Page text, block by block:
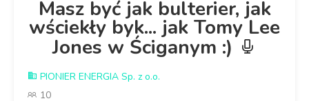
Masz być jak bulterier, jak
wściekły byk... jak Tomy Lee
Jones w Ściganym :)
PIONIER ENERGIA Sp. z o.o.
10